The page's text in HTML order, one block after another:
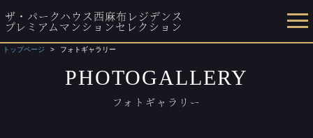
ザ・パークハウス西麻布レジデンス
プレミアムマンションセレクション
トップページ フォトギャラリー
PHOTOGALLERY
フォトギャラリー